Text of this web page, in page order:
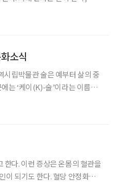
소식
는 ‘케이(K)-술’이라는 이름으
다. 이런 증상은 온몸의 혈관을
이 되기도 한다. 혈당 안정화를